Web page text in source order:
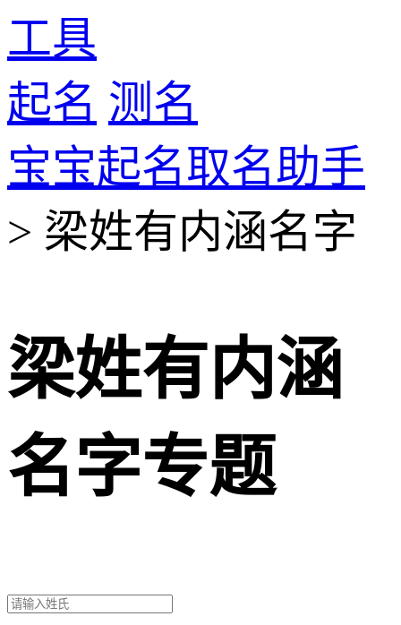
工具
起名 测名
宝宝起名取名助手
> 梁姓有内涵名字
梁姓有内涵
名字专题